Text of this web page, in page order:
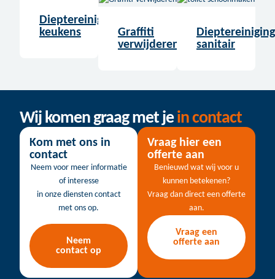
Dieptereiniging
keukens
Graffiti
verwijderen
Dieptereiniging
sanitair
Wij komen graag met jein contact
Kom met ons in
contact
Neem voor meer informatie
of interesse
in onze diensten contact
met ons op.
Neem
contact op
Vraag hier een
offerte aan
Benieuwd wat wij voor u
kunnen betekenen?
Vraag dan direct een offerte
aan.
Vraag een
offerte aan